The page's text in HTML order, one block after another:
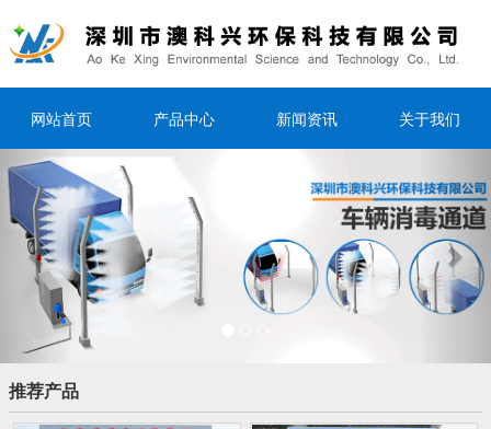
网站首页 产品中心 新闻资讯 关于我们
Previous
推荐产品